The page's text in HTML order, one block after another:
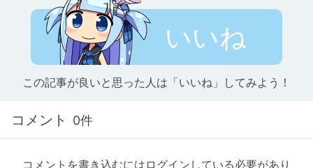
いいね
この記事が良いと思った人は「いいね」してみよう！
コメント 0件
コメントを書き込むにはログインしている必要があり